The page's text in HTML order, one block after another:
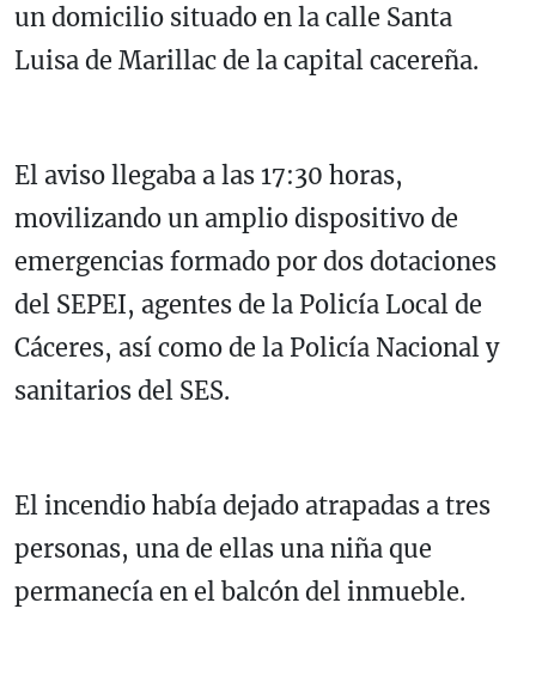
un domicilio situado en la calle Santa
Luisa de Marillac de la capital cacereña.
El aviso llegaba a las 17:30 horas,
movilizando un amplio dispositivo de
emergencias formado por dos dotaciones
del SEPEI, agentes de la Policía Local de
Cáceres, así como de la Policía Nacional y
sanitarios del SES.
El incendio había dejado atrapadas a tres
personas, una de ellas una niña que
permanecía en el balcón del inmueble.